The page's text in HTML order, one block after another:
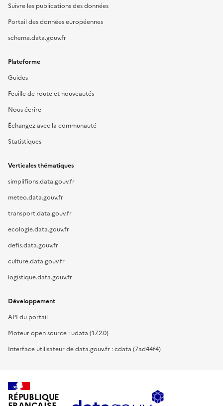
Suivre les publications des données
Portail des données européennes
schema.data.gouv.fr
Plateforme
Guides
Feuille de route et nouveautés
Nous écrire
Échangez avec la communauté
Statistiques
Verticales thématiques
simplifions.data.gouv.fr
meteo.data.gouv.fr
transport.data.gouv.fr
ecologie.data.gouv.fr
defis.data.gouv.fr
culture.data.gouv.fr
logistique.data.gouv.fr
Développement
API du portail
Moteur open source : udata (17.2.0)
Interface utilisateur de data.gouv.fr : cdata (7ad44f4)
RÉPUBLIQUE